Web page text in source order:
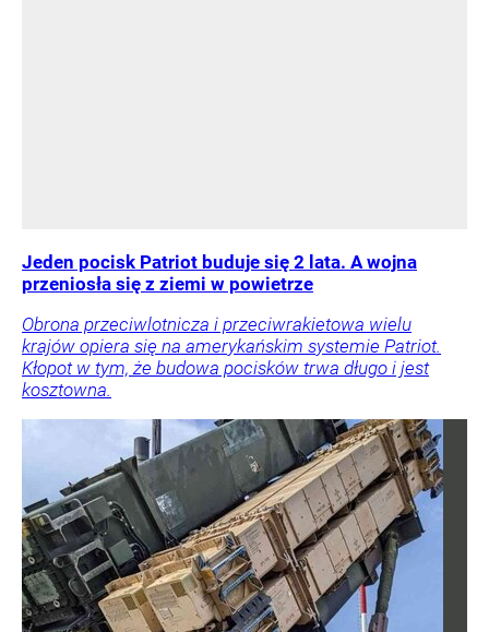
Jeden pocisk Patriot buduje się 2 lata. A wojna
przeniosła się z ziemi w powietrze
Obrona przeciwlotnicza i przeciwrakietowa wielu
krajów opiera się na amerykańskim systemie Patriot.
Kłopot w tym, że budowa pocisków trwa długo i jest
kosztowna.